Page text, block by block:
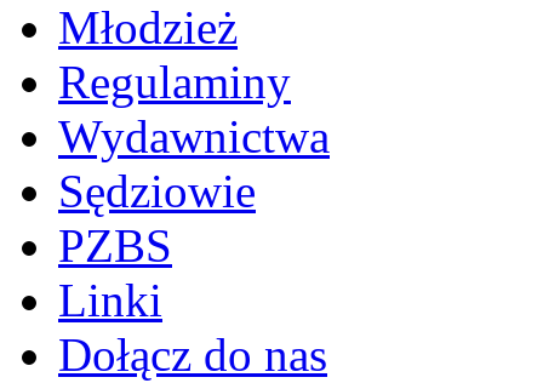
Młodzież
Regulaminy
Wydawnictwa
Sędziowie
PZBS
Linki
Dołącz do nas